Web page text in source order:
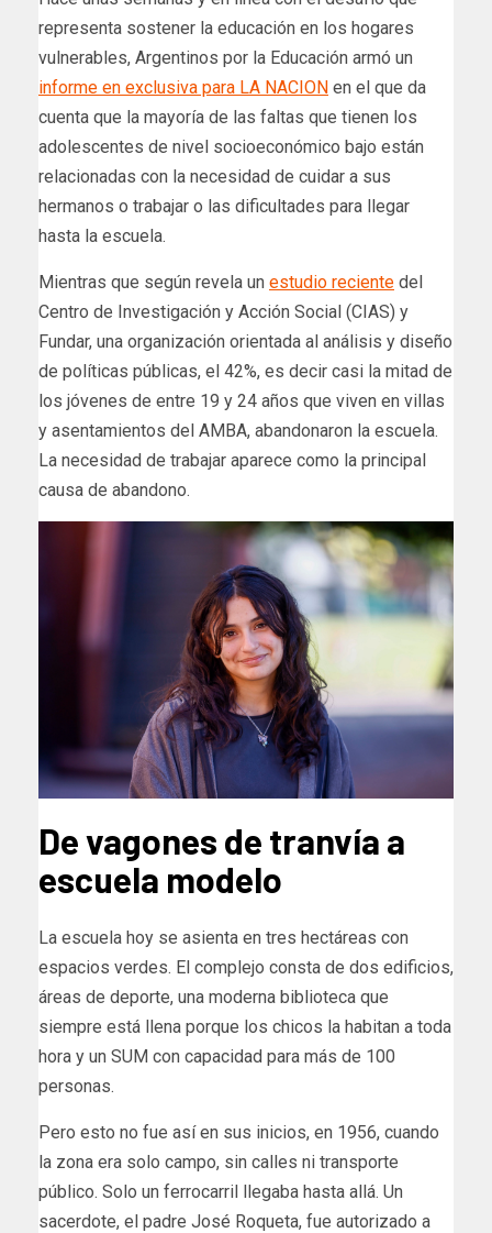
representa sostener la educación en los hogares
vulnerables, Argentinos por la Educación armó un
informe en exclusiva para LA NACION en el que da
cuenta que la mayoría de las faltas que tienen los
adolescentes de nivel socioeconómico bajo están
relacionadas con la necesidad de cuidar a sus
hermanos o trabajar o las dificultades para llegar
hasta la escuela.
Mientras que según revela un estudio reciente del
Centro de Investigación y Acción Social (CIAS) y
Fundar, una organización orientada al análisis y diseño
de políticas públicas, el 42%, es decir casi la mitad de
los jóvenes de entre 19 y 24 años que viven en villas
y asentamientos del AMBA, abandonaron la escuela.
La necesidad de trabajar aparece como la principal
causa de abandono.
De vagones de tranvía a
escuela modelo
La escuela hoy se asienta en tres hectáreas con
espacios verdes. El complejo consta de dos edificios,
áreas de deporte, una moderna biblioteca que
siempre está llena porque los chicos la habitan a toda
hora y un SUM con capacidad para más de 100
personas.
Pero esto no fue así en sus inicios, en 1956, cuando
la zona era solo campo, sin calles ni transporte
público. Solo un ferrocarril llegaba hasta allá. Un
sacerdote, el padre José Roqueta, fue autorizado a